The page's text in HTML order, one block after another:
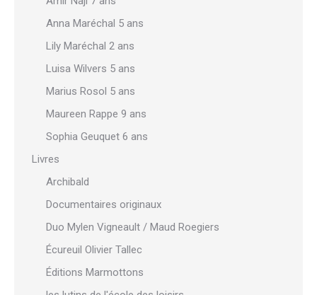
Anna Maréchal 5 ans
Lily Maréchal 2 ans
Luisa Wilvers 5 ans
Marius Rosol 5 ans
Maureen Rappe 9 ans
Sophia Geuquet 6 ans
Livres
Archibald
Documentaires originaux
Duo Mylen Vigneault / Maud Roegiers
Écureuil Olivier Tallec
Éditions Marmottons